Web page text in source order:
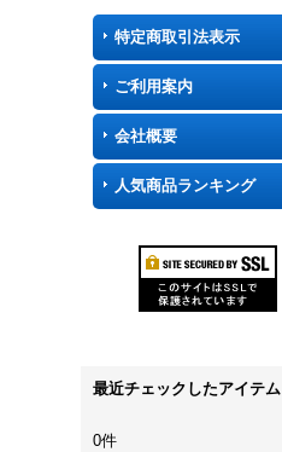
特定商取引法表示
ご利用案内
会社概要
人気商品ランキング
最近チェックしたアイテム
0件